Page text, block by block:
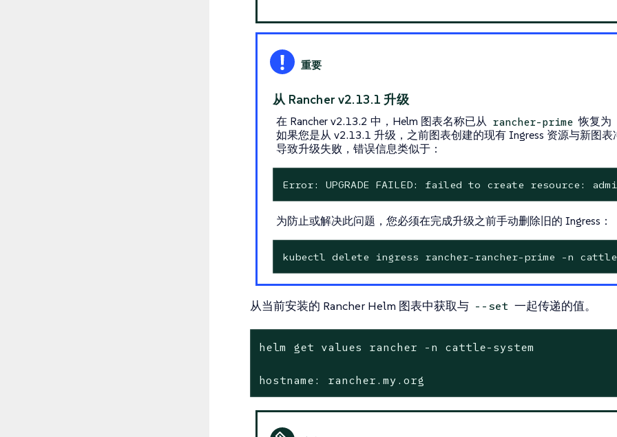
从 Rancher v2.13.1 升级
在 Rancher v2.13.2 中，Helm 图表名称已从 rancher-prime 恢复为
如果您是从 v2.13.1 升级，之前图表创建的现有 Ingress 资源与新图表
导致升级失败，错误信息类似于：
Error: UPGRADE FAILED: failed to create resource:
为防止或解决此问题，您必须在完成升级之前手动删除旧的 Ingress：
kubectl delete ingress rancher-rancher-prime -n
从当前安装的 Rancher Helm 图表中获取与 --set 一起传递的值。
helm get values rancher -n cattle-system
hostname: rancher.my.org